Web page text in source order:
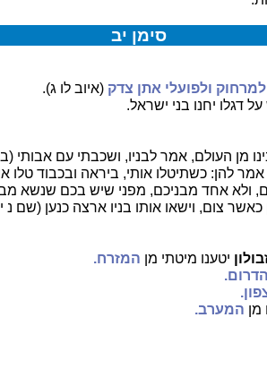
סימן יב
ולפועלי אתן צדק (איוב לו ג).
דגלו יחנו בני ישראל.
מן העולם, אמר לבניו, ושכבתי עם אבותי
אמר להן: כשתיטלו אותי, ביראה ובכבוד טלו
ולא אחד מבניכם, מפני שיש בכם שנשא
כאשר צום, וישאו אותו בניו ארצה כנען (שם נ
יטענו מיטתי מן המזרח.
הדרום.
מן המערב.